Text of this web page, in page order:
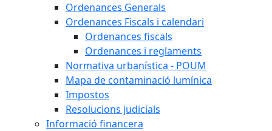
Ordenances Generals
Ordenances Fiscals i calendari
Ordenances fiscals
Ordenances i reglaments
Normativa urbanística - POUM
Mapa de contaminació lumínica
Impostos
Resolucions judicials
Informació financera